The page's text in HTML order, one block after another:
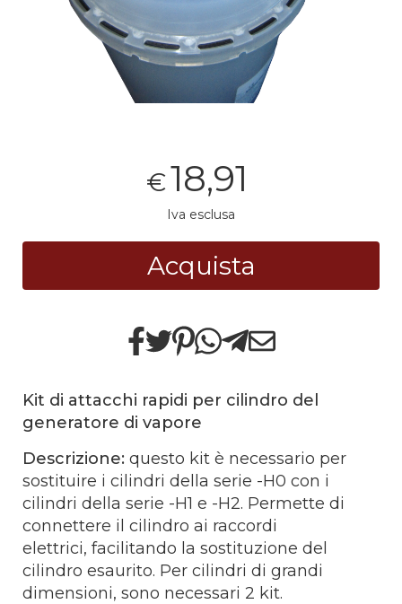
€18,91
Iva esclusa
Acquista
Kit di attacchi rapidi per cilindro del
generatore di vapore
Descrizione: questo kit è necessario per
sostituire i cilindri della serie -H0 con i
cilindri della serie -H1 e -H2. Permette di
connettere il cilindro ai raccordi
elettrici, facilitando la sostituzione del
cilindro esaurito. Per cilindri di grandi
dimensioni, sono necessari 2 kit.